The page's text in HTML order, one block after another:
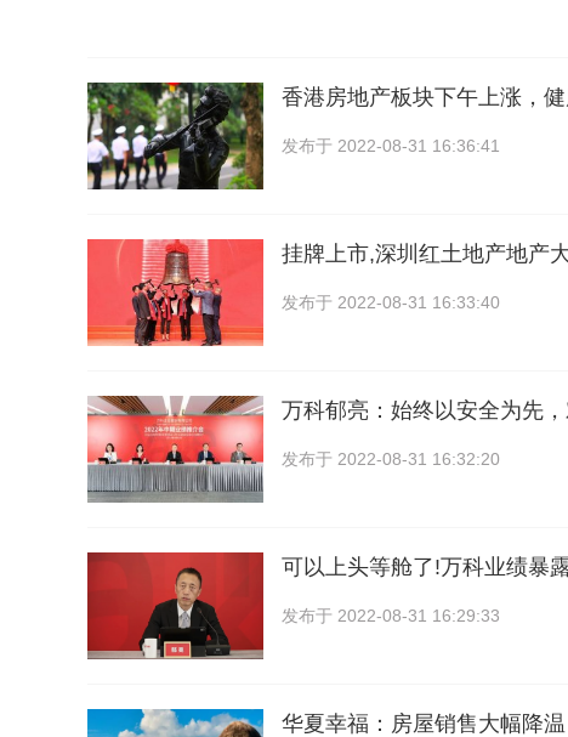
香港房地产板块下午上涨，
发布于 2022-08-31 16:36:41
挂牌上市,深圳红土地产地产
发布于 2022-08-31 16:33:40
万科郁亮：始终以安全为先
发布于 2022-08-31 16:32:20
可以上头等舱了!万科业绩暴
发布于 2022-08-31 16:29:33
华夏幸福：房屋销售大幅降